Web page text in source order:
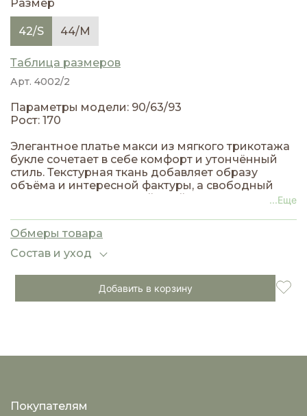
Размер
42/S 44/M
Таблица размеров
Добавить в корзину
Арт. 4002/2
Параметры модели: 90/63/93
Рост: 170
Элегантное платье макси из мягкого трикотажа
букле сочетает в себе комфорт и утончённый
стиль. Текстурная ткань добавляет образу
объёма и интересной фактуры, а свободный
или слегка приталенный крой подчеркивает
повседневных и вечерних образов —
достаточно дополнить платье аксессуарами и
обувью на выбор.
...Еще
Обмеры товара
Состав и уход
Покупателям